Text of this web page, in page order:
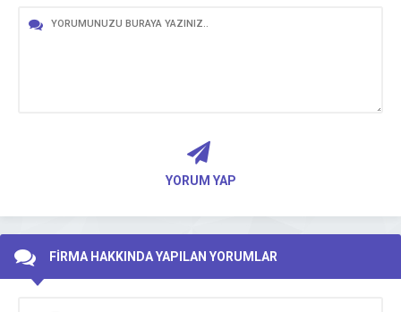
YORUM YAP
FİRMA HAKKINDA YAPILAN YORUMLAR